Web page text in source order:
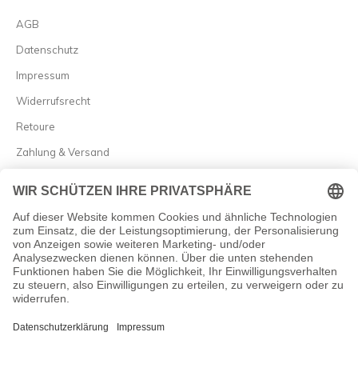
AGB
Datenschutz
Impressum
Widerrufsrecht
Retoure
Zahlung & Versand
Allgemein 
Newsletter
von Neuheiten und besten Angeboten!